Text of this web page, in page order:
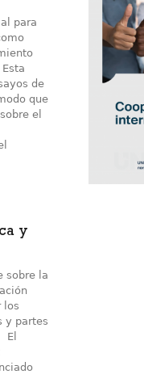
para
de
que
el
y
sobre la
los
y partes
El